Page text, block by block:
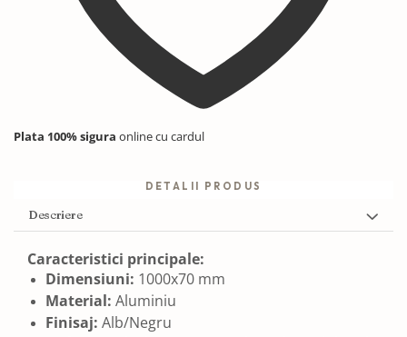
Plata 100% sigura online cu cardul
DETALII PRODUS
Descriere
Caracteristici principale:
Dimensiuni: 1000x70 mm
Material: Aluminiu
Finisaj: Alb/Negru